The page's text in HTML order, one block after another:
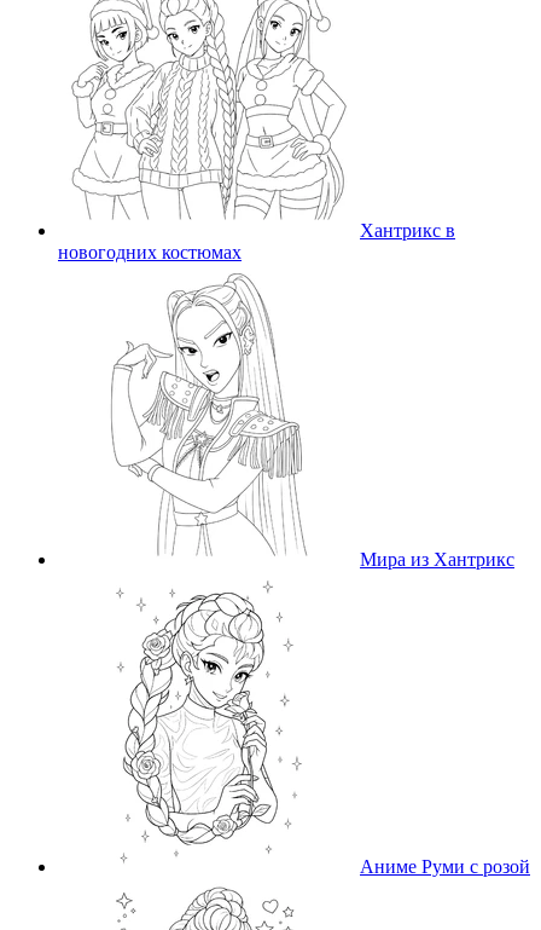
Хантрикс в
новогодних костюмах
Мира из Хантрикс
Аниме Руми с розой